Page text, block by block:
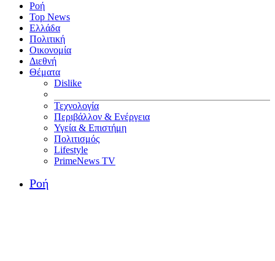
Ροή
Top News
Ελλάδα
Πολιτική
Οικονομία
Διεθνή
Θέματα
Dislike
Τεχνολογία
Περιβάλλον & Ενέργεια
Υγεία & Επιστήμη
Πολιτισμός
Lifestyle
PrimeNews TV
Ροή